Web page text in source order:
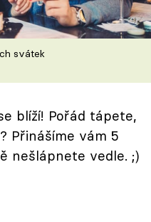
svátek
blíží! Pořád tápete,
Přinášíme vám 5
nešlápnete vedle. ;)